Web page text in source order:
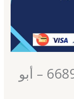
فتح أقفال الكويت 66897757 – أبو